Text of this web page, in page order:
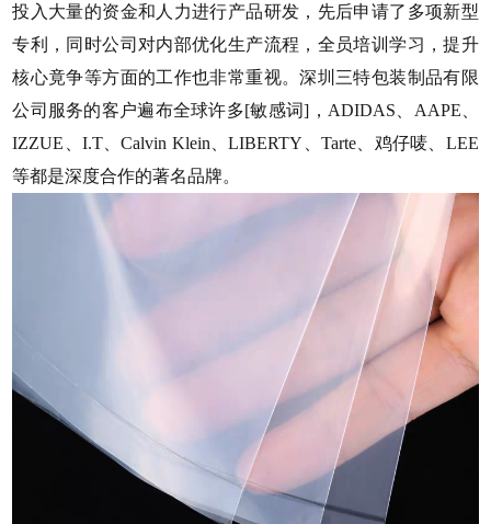
投入大量的资金和人力进行产品研发，先后申请了多项新型
专利，同时公司对内部优化生产流程，全员培训学习，提升
核心竟争等方面的工作也非常重视。深圳三特包装制品有限
公司服务的客户遍布全球许多[敏感词]， ADIDAS、AAPE、
IZZUE、I.T、Calvin Klein、LIBERTY、Tarte、鸡仔唛、LEE
等都是深度合作的著名品牌。